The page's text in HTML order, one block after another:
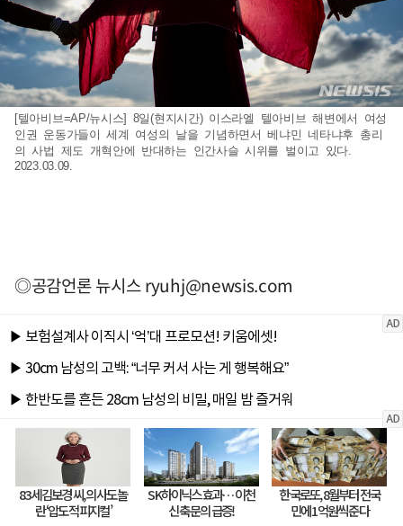
[텔아비브=AP/뉴시스] 8일(현지시간) 이스라엘 텔아비브 해변에서 여성
인권 운동가들이 세계 여성의 날을 기념하면서 베냐민 네타냐후 총리
의 사법 제도 개혁안에 반대하는 인간사슬 시위를 벌이고 있다.
2023.03.09.
◎공감언론 뉴시스ryuhj@newsis.com